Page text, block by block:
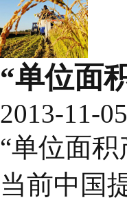
“单位面
2013-11-
“单位面
当前中国